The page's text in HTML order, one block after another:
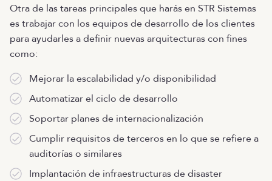
Otra de las tareas principales que harás en STR Sistemas
es trabajar con los equipos de desarrollo de los clientes
para ayudarles a definir nuevas arquitecturas con fines
como:
Mejorar la escalabilidad y/o disponibilidad
Automatizar el ciclo de desarrollo
Soportar planes de internacionalización
Cumplir requisitos de terceros en lo que se refiere a
auditorías o similares
Implantación de infraestructuras de disaster